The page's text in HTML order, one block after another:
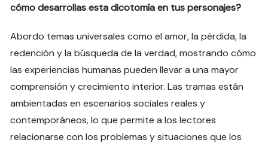
cómo desarrollas esta dicotomía en tus personajes?
Abordo temas universales como el amor, la pérdida, la
redención y la búsqueda de la verdad, mostrando cómo
las experiencias humanas pueden llevar a una mayor
comprensión y crecimiento interior. Las tramas están
ambientadas en escenarios sociales reales y
contemporáneos, lo que permite a los lectores
relacionarse con los problemas y situaciones que los